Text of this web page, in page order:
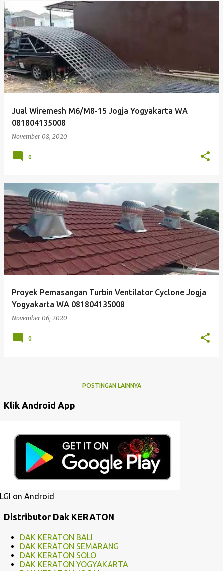
Jual Wiremesh M6/M8-15 Jogja Yogyakarta WA
081804135008
November 08, 2020
0
Proyek Pemasangan Turbin Ventilator Cyclone Jogja
Yogyakarta WA 081804135008
November 06, 2020
0
POSTINGAN LAINNYA
Klik Android App
LGI on Android
Distributor Dak KERATON
DAK KERATON BALI
DAK KERATON SEMARANG
DAK KERATON SOLO
DAK KERATON YOGYAKARTA